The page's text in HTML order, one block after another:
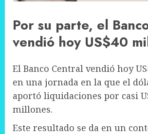
Por su parte, el
vendió hoy US$40
El Banco Central vendió hoy
en una jornada en la que el
aportó liquidaciones por casi
millones.
Este resultado se da en un